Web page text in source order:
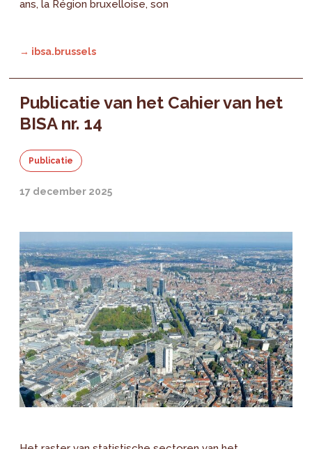
ans, la Région bruxelloise, son
→ ibsa.brussels
Publicatie van het Cahier van het
BISA nr. 14
Publicatie
17 december 2025